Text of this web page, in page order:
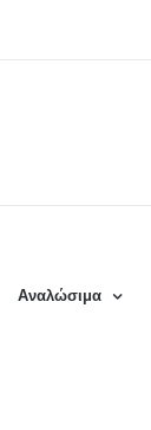
Αναλώσιμα